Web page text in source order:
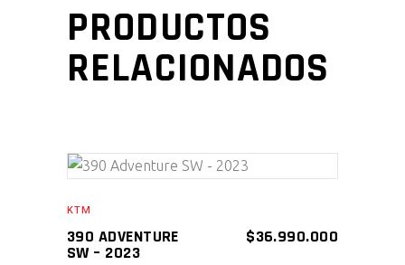
PRODUCTOS
RELACIONADOS
KTM
390 ADVENTURE
SW – 2023
$36.990.000